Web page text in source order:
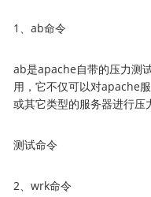
1、ab命令
ab是apache自带的压力测
用，它不仅可以对apache
或其它类型的服务器进行压
测试命令
2、wrk命令